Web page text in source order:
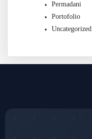
Permadani
Portofolio
Uncategorized